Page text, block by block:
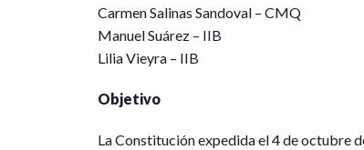
Carmen Salinas Sandoval – CMQ
Manuel Suárez – IIB
Lilia Vieyra – IIB
Objetivo
La Constitución expedida el 4 de octubre